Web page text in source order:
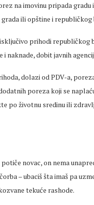
na imovinu pripada
ili opštine i republičkog
prihodi republičkog
naknade, dobit javnih
dolazi od PDV-a,
poreza koji se
po životnu sredinu ili
novac, on nema
– ubaciš šta imaš pa
tekuće rashode.